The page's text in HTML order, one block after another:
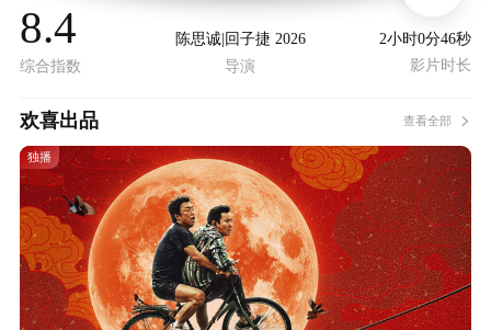
8.4
综合指数
陈思诚|回子捷 2026
导演
2小时0分46秒
影片时长
欢喜出品 查看全部
独播